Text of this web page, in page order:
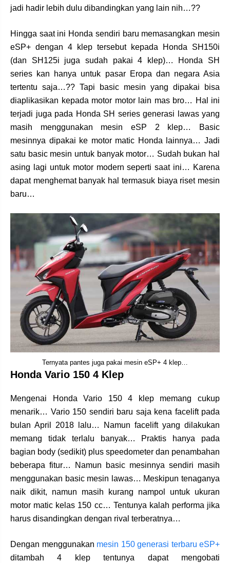
jadi hadir lebih dulu dibandingkan yang lain nih…??
Hingga saat ini Honda sendiri baru memasangkan mesin
eSP+ dengan 4 klep tersebut kepada Honda SH150i
(dan SH125i juga sudah pakai 4 klep)… Honda SH
series kan hanya untuk pasar Eropa dan negara Asia
tertentu saja…?? Tapi basic mesin yang dipakai bisa
diaplikasikan kepada motor motor lain mas bro… Hal ini
terjadi juga pada Honda SH series generasi lawas yang
masih menggunakan mesin eSP 2 klep… Basic
mesinnya dipakai ke motor matic Honda lainnya… Jadi
satu basic mesin untuk banyak motor… Sudah bukan hal
asing lagi untuk motor modern seperti saat ini… Karena
dapat menghemat banyak hal termasuk biaya riset mesin
baru…
Ternyata pantes juga pakai mesin eSP+ 4 klep…
Honda Vario 150 4 Klep
Mengenai Honda Vario 150 4 klep memang cukup
menarik… Vario 150 sendiri baru saja kena facelift pada
bulan April 2018 lalu… Namun facelift yang dilakukan
memang tidak terlalu banyak… Praktis hanya pada
bagian body (sedikit) plus speedometer dan penambahan
beberapa fitur… Namun basic mesinnya sendiri masih
menggunakan basic mesin lawas… Meskipun tenaganya
naik dikit, namun masih kurang nampol untuk ukuran
motor matic kelas 150 cc… Tentunya kalah performa jika
harus disandingkan dengan rival terberatnya…
Dengan menggunakan mesin 150 generasi terbaru eSP+
ditambah 4 klep tentunya dapat mengobati